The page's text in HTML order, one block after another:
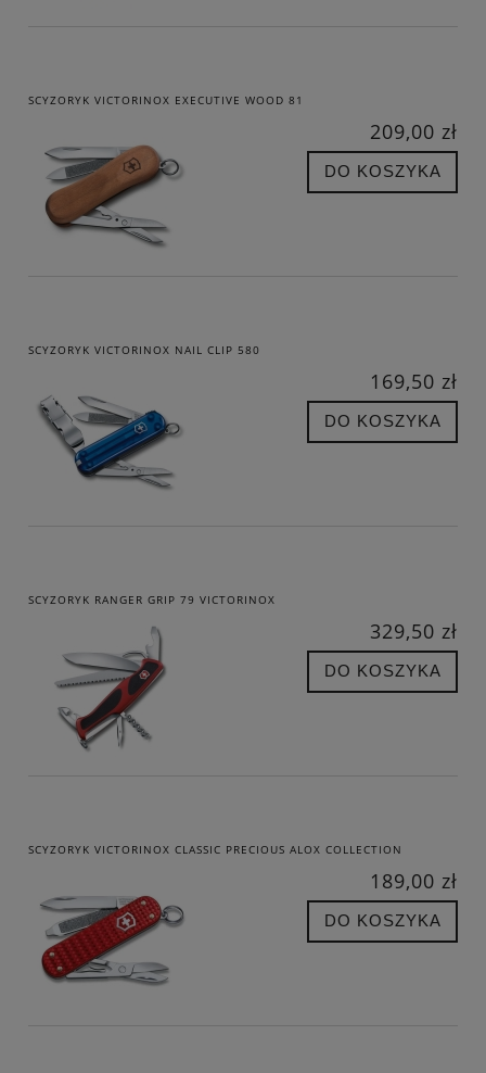
SCYZORYK VICTORINOX EXECUTIVE WOOD 81
209,00 zł
DO KOSZYKA
SCYZORYK VICTORINOX NAIL CLIP 580
169,50 zł
DO KOSZYKA
SCYZORYK RANGER GRIP 79 VICTORINOX
329,50 zł
DO KOSZYKA
SCYZORYK VICTORINOX CLASSIC PRECIOUS ALOX COLLECTION
189,00 zł
DO KOSZYKA